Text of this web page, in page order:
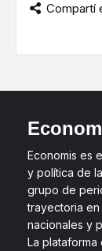
Compartí
Economis es
y política de
grupo de
trayectoria
nacionales y
La plataforma